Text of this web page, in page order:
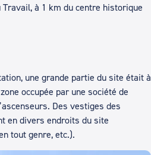
à 1 km du centre historique
une grande partie du site était à
occupée par une société de
Des vestiges des
en divers endroits du site
tout genre, etc.).